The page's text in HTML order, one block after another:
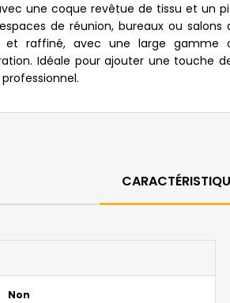
une coque revêtue de tissu et un
de réunion, bureaux ou salons
raffiné, avec une large gamme
Idéale pour ajouter une touche
Non